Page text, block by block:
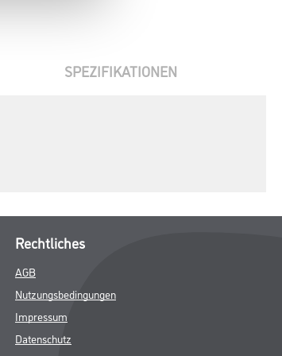
SPEZIFIKATIONEN
Rechtliches
AGB
Nutzungsbedingungen
Impressum
Datenschutz